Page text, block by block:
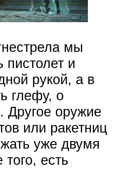
мы
пистолет и
рукой, а в
глефу, о
Другое оружие
или ракетниц
уже двумя
есть